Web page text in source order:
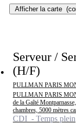
Afficher la carte
Serveur /
(H/F)
PULLMAN PARIS
PULLMAN PARIS
de la Gaîté
chambres, 5000 mètres
CDI - Temps plein